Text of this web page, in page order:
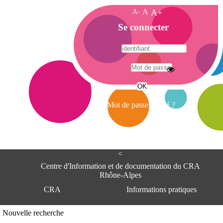
<
Centre d'Information et de documentation du CRA
Rhône-Alpes
CRA
Informations pratiques
Nouvelle recherche
A- A A+
A
c
c
e
i
Se connecter
Mot de passe oublié ?
A
e
e